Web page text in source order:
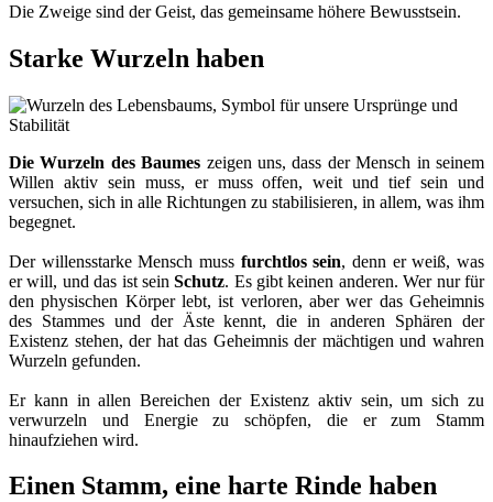
Die Zweige sind der Geist, das gemeinsame höhere Bewusstsein.
Starke Wurzeln haben
Die Wurzeln des Baumes zeigen uns, dass der Mensch in seinem
Willen aktiv sein muss, er muss offen, weit und tief sein und
versuchen, sich in alle Richtungen zu stabilisieren, in allem, was ihm
begegnet.
Der willensstarke Mensch muss furchtlos sein, denn er weiß, was
er will, und das ist seinSchutz. Es gibt keinen anderen. Wer nur für
den physischen Körper lebt, ist verloren, aber wer das Geheimnis
des Stammes und der Äste kennt, die in anderen Sphären der
Existenz stehen, der hat das Geheimnis der mächtigen und wahren
Wurzeln gefunden.
Er kann in allen Bereichen der Existenz aktiv sein, um sich zu
verwurzeln und Energie zu schöpfen, die er zum Stamm
hinaufziehen wird.
Einen Stamm, eine harte Rinde haben